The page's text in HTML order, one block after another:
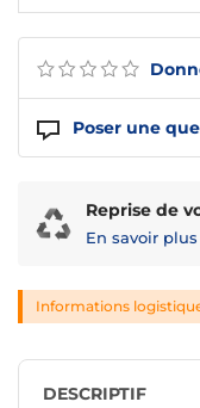
Poser une
Reprise de
En savoir plus
Informations
DESCRIPTIF